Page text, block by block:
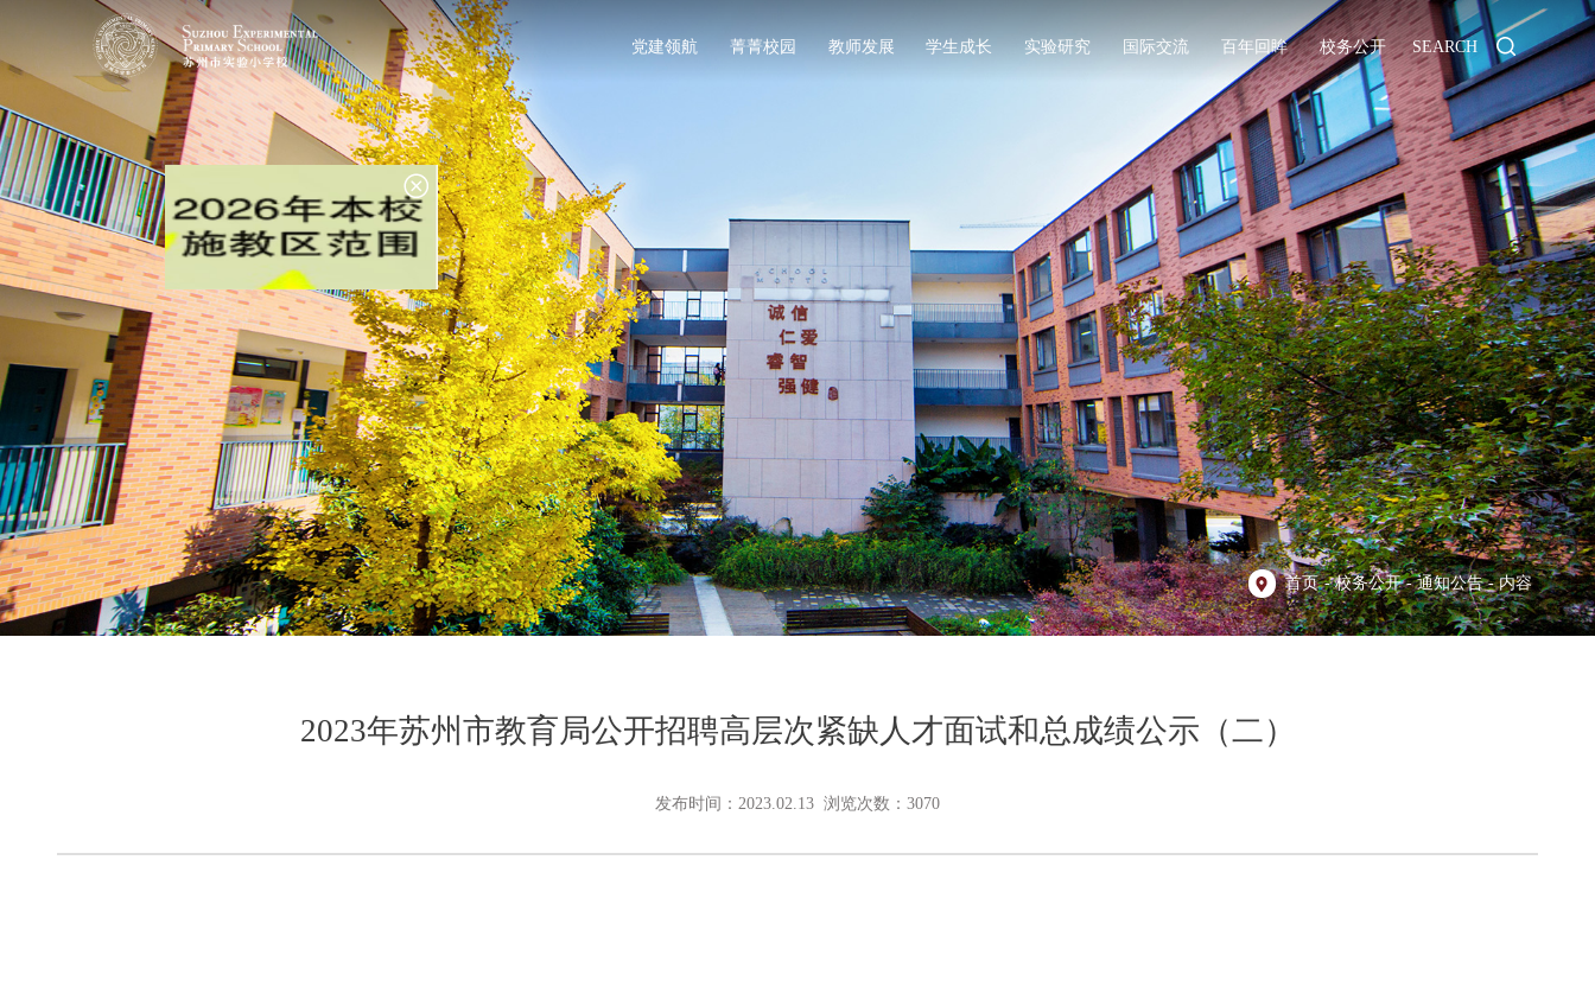
党建领航 菁菁校园 教师发展 学生成长 实验研究 国际交流 百年回眸 校务公开 SEARCH
首页 - 校务公开-通知公告-内容
2023年苏州市教育局公开招聘高层次紧缺人才面试和总成绩公示（二）
发布时间：2023.02.13 浏览次数：3070